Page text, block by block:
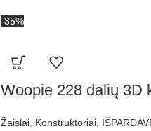
-35%
Woopie 228 dalių 3D
Žaislai Konstruktoriai